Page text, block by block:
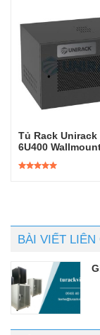
Tủ Rack Unirack
6U400
BÀI VIẾT LIÊN